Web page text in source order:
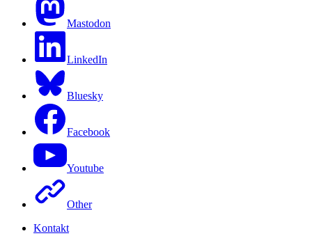
Mastodon
LinkedIn
Bluesky
Facebook
Youtube
Other
Kontakt